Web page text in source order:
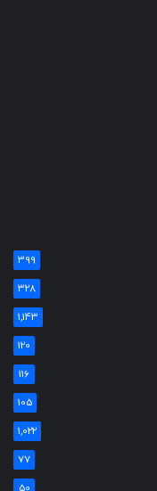
399
328
1,143
120
116
105
1,022
77